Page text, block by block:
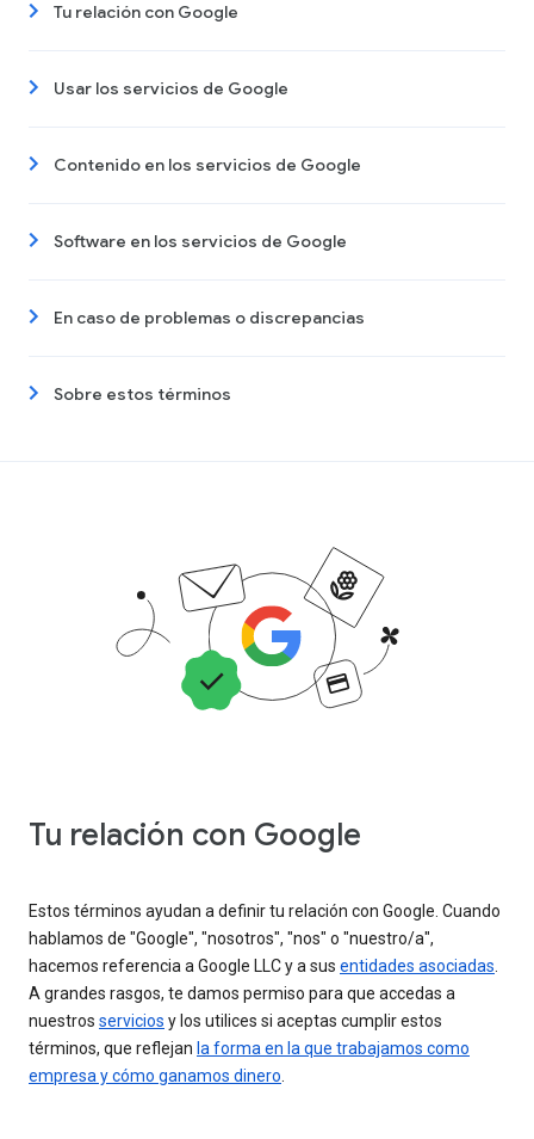
Tu relación con Google
Usar los servicios de Google
Contenido en los servicios de Google
Software en los servicios de Google
En caso de problemas o discrepancias
Sobre estos términos
Tu relación con Google
Estos términos ayudan a definir tu relación con Google. Cuando
hablamos de "Google", "nosotros", "nos" o "nuestro/a",
hacemos referencia a Google LLC y a sus entidades asociadas
A grandes rasgos, te damos permiso para que accedas a
nuestros servicios y los utilices si aceptas cumplir estos
términos, que reflejan la forma en la que trabajamos como
empresa y cómo ganamos dinero